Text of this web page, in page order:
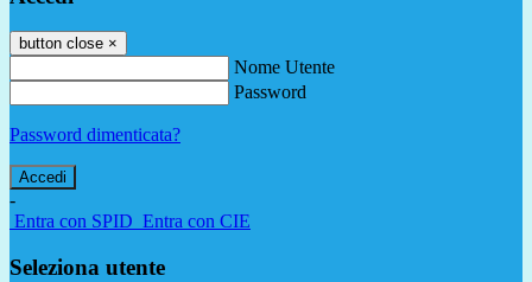
button close ×
Nome Utente
Password
Password dimenticata?
-
Entra con SPID Entra con CIE
Seleziona utente